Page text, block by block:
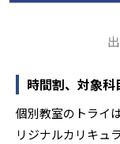
時間割、対象科
個別教室のトライ
リジナルカリキュ